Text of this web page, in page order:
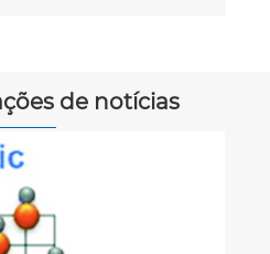
de notícias